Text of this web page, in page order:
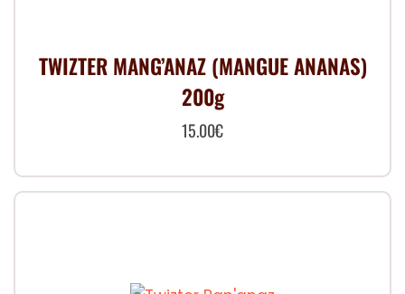
TWIZTER MANG’ANAZ (MANGUE ANANAS)
200g
15.00€